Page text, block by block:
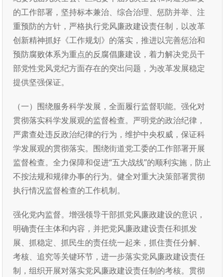
的工作部署，坚持标本兼治、综合治理、惩防并举、注
重预防的方针，严格执行党风廉政建设责任制，以改革
创新精神抓好《工作规划》的落实，推进以完善惩治和
预防腐败体系为重点的反腐倡廉建设，着力解决党员干
部党性党风党纪方面存在的突出问题，为改革发展稳定
提供坚强保证。
（一）围绕服务科学发展，全面履行监督职能。强化对
贯彻落实科学发展观的监督检查。严明党的政治纪律，
严肃查处违反政治纪律的行为，维护中央权威，保证科
学发展观的贯彻落实。围绕街道党工委的工作部署开展
监督检查。全力保障和促进“五大战线”的顺利实施，防止
不按法规和规律办事的行为。健全对重大决策部署贯彻
执行情况监督检查的工作机制。
强化党内监督。增强领导干部抓党风廉政建设的意识，
明确责任主体和内容，并把党风廉政建设责任和抓发
展、抓稳定、抓民生的责任统一起来，抓住责任分解、
考核、追究等关键环节，进一步落实党风廉政建设责任
制，组织开展对落实党风廉政建设责任制的考核。贯彻